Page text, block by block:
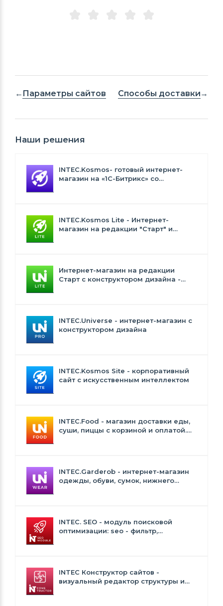
Параметры сайтов Способы доставки
Наши решения
INTEC.Kosmos- готовый интернет-
магазин на «1С-Битрикс» со
INTEC.Kosmos Lite - Интернет-
магазин на редакции "Старт" и
Интернет-магазин на редакции
Старт с конструктором дизайна -
INTEC.Universe - интернет-магазин с
конструктором дизайна
INTEC.Kosmos Site - корпоративный
сайт с искусственным интеллектом
INTEC.Food - магазин доставки еды,
суши, пиццы с корзиной и оплатой.
INTEC.Garderob - интернет-магазин
одежды, обуви, сумок, нижнего
INTEC. SEO - модуль поисковой
оптимизации: seo - фильтр,
INTEC Конструктор сайтов -
визуальный редактор структуры и